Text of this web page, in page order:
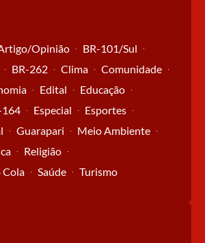
Opinião
BR-101/Sul
BR-262 Clima
Comunidade
Edital
Educação
164 Especial
Esportes
Guarapari
Meio Ambiente
Religião
Cola
Saúde Turismo